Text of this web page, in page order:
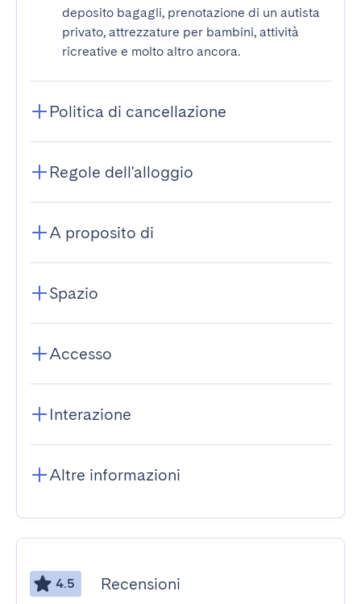
deposito bagagli, prenotazione di un autista
privato, attrezzature per bambini, attività
ricreative e molto altro ancora.
Politica di cancellazione
Regole dell'alloggio
A proposito di
Spazio
Accesso
Interazione
Altre informazioni
4.5 Recensioni